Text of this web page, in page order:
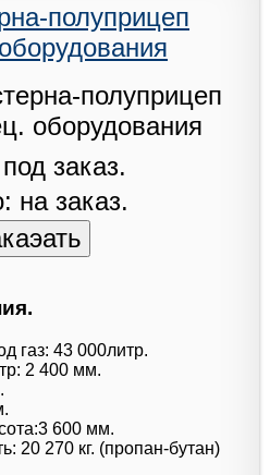
полуприцеп
заказ.
на заказ.
газ: 43 000литр.
2 400 мм.
600 мм.
20 270 кг. (пропан-бутан)